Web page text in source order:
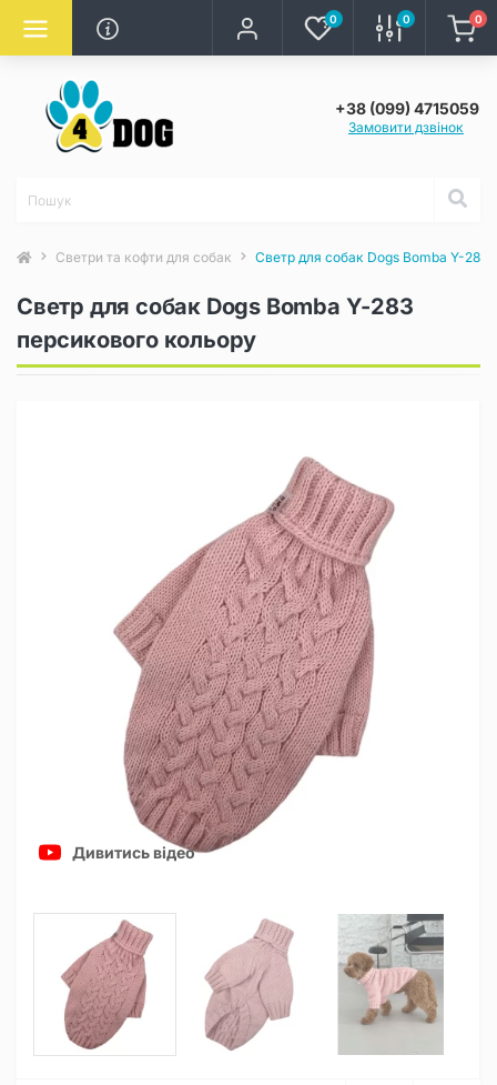
0 0 0
+38 (099) 4715059
Замовити дзвінок
Светри та кофти для собак Светр для собак Dogs Bomba Y-283
Светр для собак Dogs Bomba Y-283
персикового кольору
Дивитись відео